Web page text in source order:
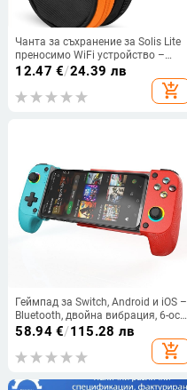
Чанта за съхранение за Solis Lite
преносимо WiFi устройство –
найлонова чанта (Модел: 404-
E002-050038; Тип: Чанта за
съхранение; Материал: Нейлон;
12.47 €/24.39 лв
add_shopping_cart
Геймпад за Switch, Android и iOS –
Bluetooth, двойна вибрация, 6-ос
сенсорно управление, STK-7009F
58.94€/115.28 лв
add_shopping_cart